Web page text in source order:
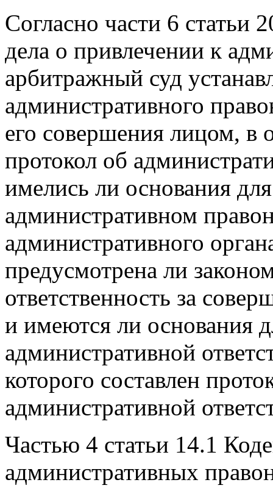
Согласно части 6
дела о привлечении к
арбитражный суд
административного
его совершения лицом, в
протокол об
имелись ли основания
административном
административного
предусмотрена ли
ответственность за
и имеются ли основания
административной
которого составлен
административной
Частью 4 статьи 14.1
административных